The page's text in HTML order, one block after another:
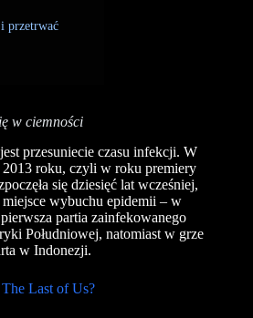
przetrwać
w ciemności
przesuniecie czasu infekcji. W
2013 roku, czyli w roku premiery
się dziesięć lat wcześniej,
wybuchu epidemii – w
partia zainfekowanego
Południowej, natomiast w grze
w Indonezji.
Last of Us?